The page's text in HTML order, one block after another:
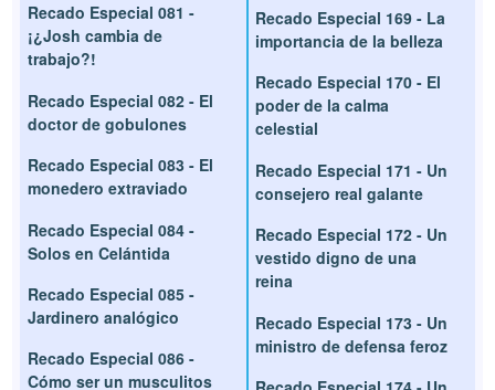
Recado Especial 081 -
¡¿Josh cambia de
trabajo?!
Recado Especial 082 - El
doctor de gobulones
Recado Especial 083 - El
monedero extraviado
Recado Especial 084 -
Solos en Celántida
Recado Especial 085 -
Jardinero analógico
Recado Especial 086 -
Cómo ser un musculitos
Recado Especial 169 - La
importancia de la belleza
Recado Especial 170 - El
poder de la calma
celestial
Recado Especial 171 - Un
consejero real galante
Recado Especial 172 - Un
vestido digno de una
reina
Recado Especial 173 - Un
ministro de defensa feroz